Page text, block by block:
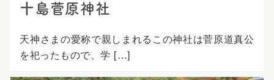
十島菅原神社
天神さまの愛称で親しまれるこの神社は菅原道真公
を祀ったもので、学 […]